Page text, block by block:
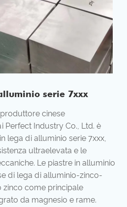
serie 7xxx
cinese
Perfect Industry Co., Ltd. è
lega di alluminio serie 7xxx,
ultraelevata e le
Le piastre in alluminio
di lega di alluminio-zinco-
zinco come principale
da magnesio e rame.